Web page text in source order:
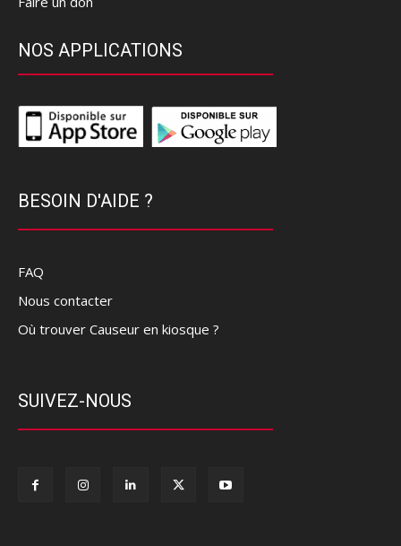
NOS APPLICATIONS
BESOIN D'AIDE ?
FAQ
Nous contacter
Où trouver Causeur en kiosque ?
SUIVEZ-NOUS